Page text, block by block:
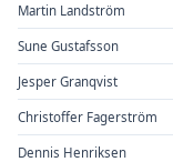
Martin Landström
Sune Gustafsson
Jesper Granqvist
Christoffer Fagerström
Dennis Henriksen